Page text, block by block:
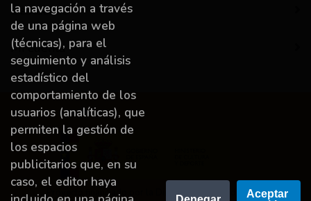
Destacado
Mi cuenta
Proyecto financiado por la Dirección General del
la navegación a través
de una página web
(técnicas), para el
seguimiento y análisis
estadístico del
comportamiento de los
usuarios (analíticas), que
permiten la gestión de
los espacios
publicitarios que, en su
caso, el editor haya
Aceptar